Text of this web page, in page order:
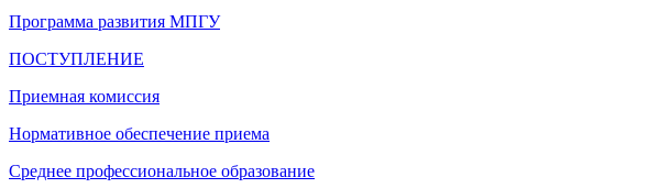
Программа развития МПГУ
ПОСТУПЛЕНИЕ
Приемная комиссия
Нормативное обеспечение приема
Среднее профессиональное образование